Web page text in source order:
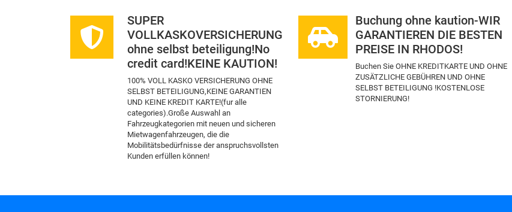
SUPER
VOLLKASKOVERSICHERUNG
ohne selbst beteiligung!No
credit card!ΚEINE KAUTION!
100% VOLL KASKO VERSICHERUNG OHNE
SELBST BETEILIGUNG,KEINE GARANTIEN
UND KEINE KREDIT KARTE!(fur alle
categories).Große Auswahl an
Fahrzeugkategorien mit neuen und sicheren
Mietwagenfahrzeugen, die die
Mobilitätsbedürfnisse der anspruchsvollsten
Kunden erfüllen können!
Buchung ohne kaution-WIR
GARANTIEREN DIE BESTEN
PREISE IN RHODOS!
Buchen Sie OHNE KREDITKARTE UND OHNE
ZUSÄTZLICHE GEBÜHREN UND OHNE
SELBST BETEILIGUNG !KOSTENLOSE
STORNIERUNG!